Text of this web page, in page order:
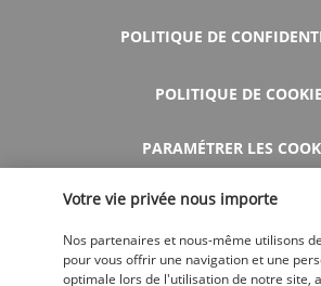
POLITIQUE DE
POLITIQUE DE
PARAMÉTRER LES
AIDE ET CONTACT
Votre vie privée nous importe
Nos partenaires et nous-même utilisons
pour vous offrir une navigation et une
optimale lors de l'utilisation de notre site,